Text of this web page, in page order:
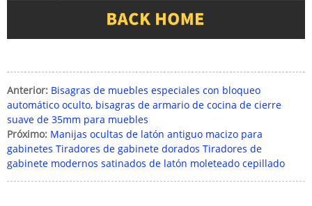
Anterior: Bisagras de muebles especiales con bloqueo
automático oculto, bisagras de armario de cocina de cierre
suave de 35mm para muebles
Próximo: Manijas ocultas de latón antiguo macizo para
gabinetes Tiradores de gabinete dorados Tiradores de
gabinete modernos satinados de latón moleteado cepillado